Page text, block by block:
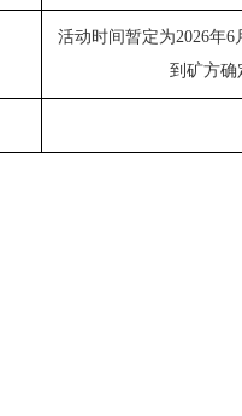
活动时间暂定为2026年
到矿方确